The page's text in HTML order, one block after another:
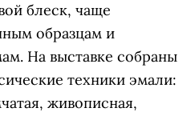
блеск, чаще
образцам и
На выставке собраны
техники эмали:
живописная,